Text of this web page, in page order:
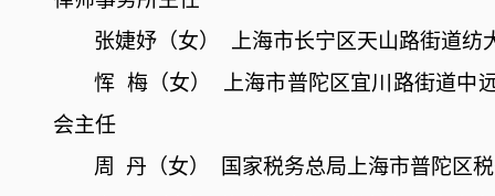
张婕妤（女）
上海市长宁区天山路街道
恽 梅（女）
上海市普陀区宜川路街道中
会主任
周
丹（女）
国家税务总局上海市普陀区